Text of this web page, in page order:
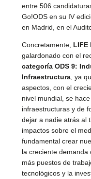
entre 506
Go!ODS en su IV
en Madrid, en el
Concretamente, LIFE
galardonado con el
categoría ODS 9:
Infraestructura, ya
aspectos, con el
nivel mundial, se
infraestructuras y de
dejar a nadie atrás al
impactos sobre el
fundamental crear
la creciente demanda
más puestos de
tecnológicos y la